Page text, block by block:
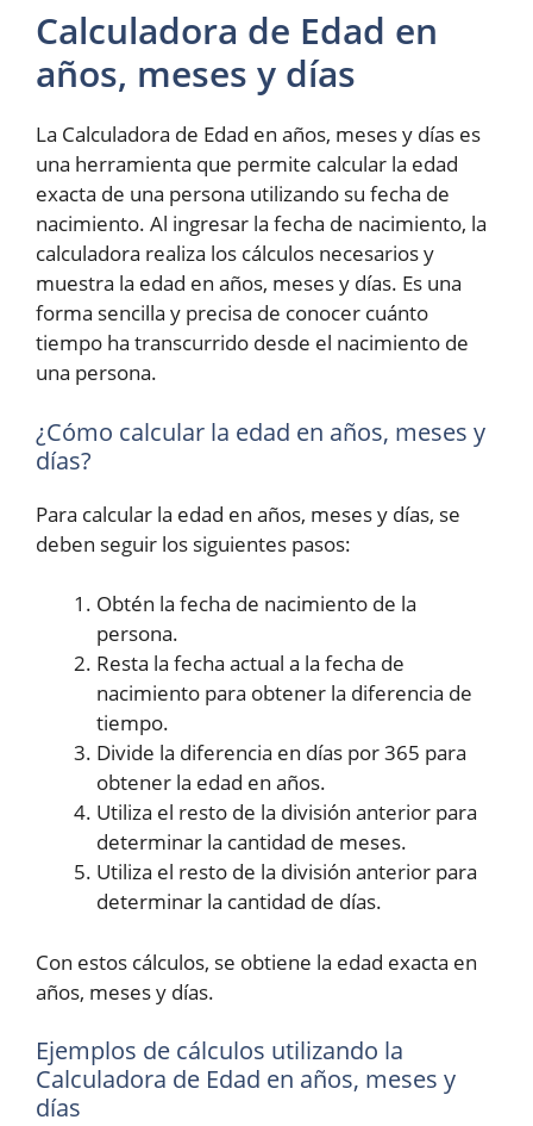
Calculadora de Edad en
años, meses y días
La Calculadora de Edad en años, meses y días es
una herramienta que permite calcular la edad
exacta de una persona utilizando su fecha de
nacimiento. Al ingresar la fecha de nacimiento, la
calculadora realiza los cálculos necesarios y
muestra la edad en años, meses y días. Es una
forma sencilla y precisa de conocer cuánto
tiempo ha transcurrido desde el nacimiento de
una persona.
¿Cómo calcular la edad en años, meses y
días?
Para calcular la edad en años, meses y días, se
deben seguir los siguientes pasos:
Obtén la fecha de nacimiento de la
persona.
Resta la fecha actual a la fecha de
nacimiento para obtener la diferencia de
tiempo.
Divide la diferencia en días por 365 para
obtener la edad en años.
Utiliza el resto de la división anterior para
determinar la cantidad de meses.
Utiliza el resto de la división anterior para
determinar la cantidad de días.
Con estos cálculos, se obtiene la edad exacta en
años, meses y días.
Ejemplos de cálculos utilizando la
Calculadora de Edad en años, meses y
días